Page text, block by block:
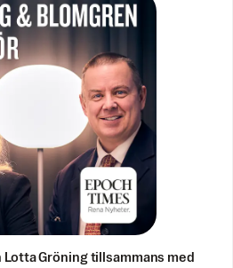
Gröning tillsammans med